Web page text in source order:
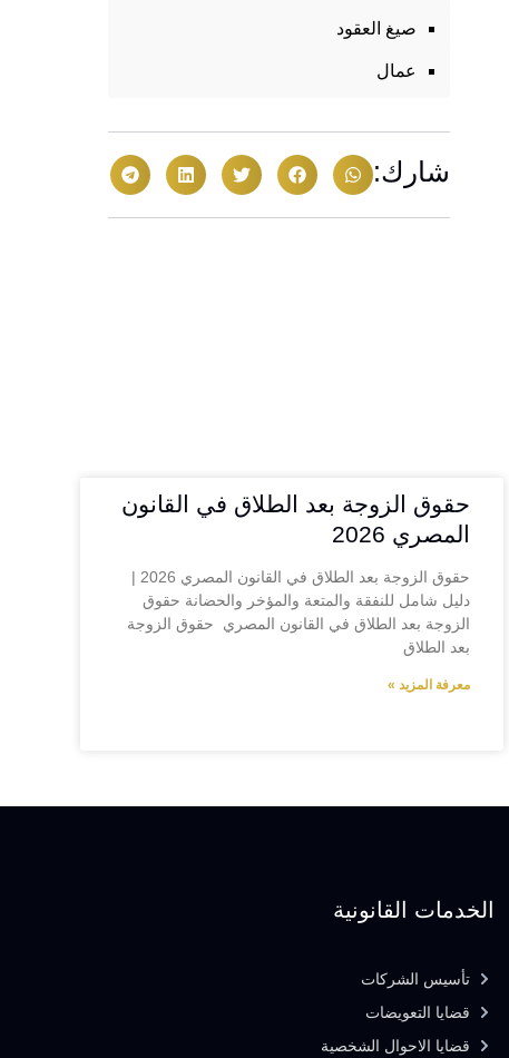
صيغ العقود
عمال
شارك:
حقوق الزوجة بعد الطلاق في القانون
المصري 2026
حقوق الزوجة بعد الطلاق في القانون المصري 2026 |
دليل شامل للنفقة والمتعة والمؤخر والحضانة حقوق
الزوجة بعد الطلاق في القانون المصري حقوق الزوجة
بعد الطلاق
معرفة المزيد »
الخدمات القانونية
تأسيس الشركات
قضايا التعويضات
قضايا الاحوال الشخصية